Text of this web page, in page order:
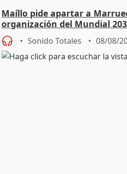
Maíllo pide apartar a
organización del Mundial
Sonido Totales 08/08/